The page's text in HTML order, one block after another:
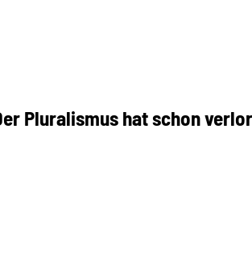
Pluralismus hat schon